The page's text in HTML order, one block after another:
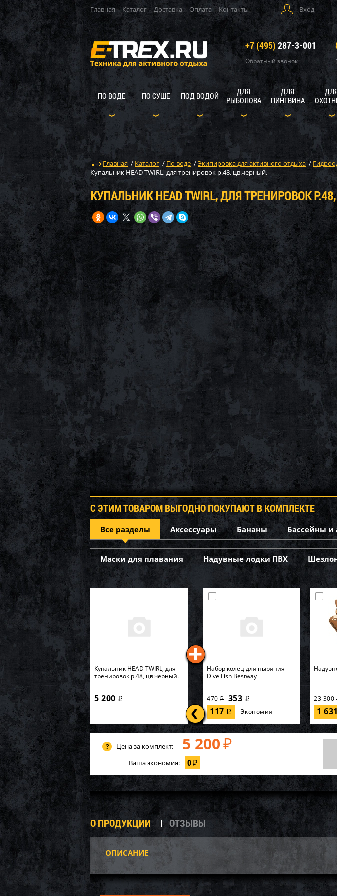
Главная Каталог Доставка Оплата Контакты Вход
+7 (495) 287-3-001
Обратный звонок
ПО ВОДЕ ПО СУШЕ ПОД ВОДОЙ
ДЛЯ
РЫБОЛОВА
ДЛЯ
ПИНГВИНА
Главная / Каталог / По воде /Экипировка для активного отдыха /
Купальник HEAD TWIRL, для тренировок р.48, цв.черный.
КУПАЛЬНИК HEAD TWIRL, ДЛЯ ТРЕНИРОВОК
С ЭТИМ ТОВАРОМ ВЫГОДНО ПОКУПАЮТ В КОМПЛЕКТЕ
Все разделы Аксессуары Бананы Бассейны и
Маски для плавания Надувные лодки ПВХ
Купальник HEAD TWIRL, для
тренировок р.48, цв.черный.
5 200 i
Набор колец для ныряния
Dive Fish Bestway
470i 353 i
117 i Экономия
23 300
1 631
Каркасный бассейн
549х132см, 26646л...
6 900
i
Цена за комплект: 5 200 ₽
Ваша экономия: 0₽
О ПРОДУКЦИИ ОТЗЫВЫ
ОПИСАНИЕ